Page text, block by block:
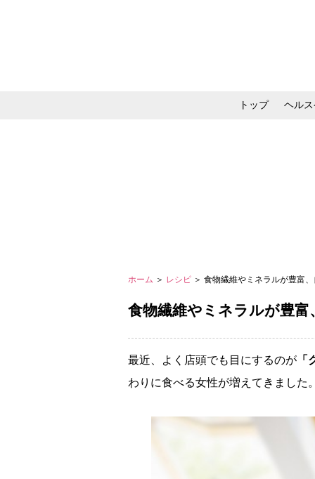
トップ ヘル
ホーム ＞ レシピ ＞ 食物繊維やミネラルが豊富
食物繊維やミネラルが豊
最近、よく店頭でも目にするのが
わりに食べる女性が増えてきました